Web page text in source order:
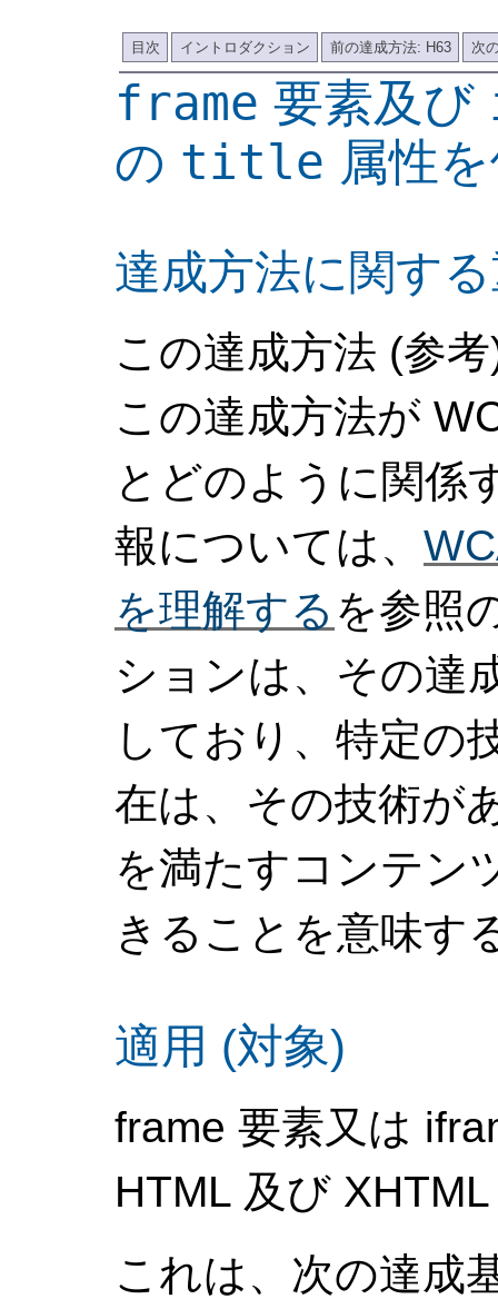
目次 イントロダクション 前の達成方法: H63 次
frame 要素及び
の title 属性
達成方法に関す
この達成方法 (参
この達成方法が
とどのように関係
報については、
を理解する を参照
ションは、その達
しており、特定の
在は、その技術が
を満たすコンテン
きることを意味す
適用 (対象)
frame 要素又は
HTML 及び
これは、次の達成